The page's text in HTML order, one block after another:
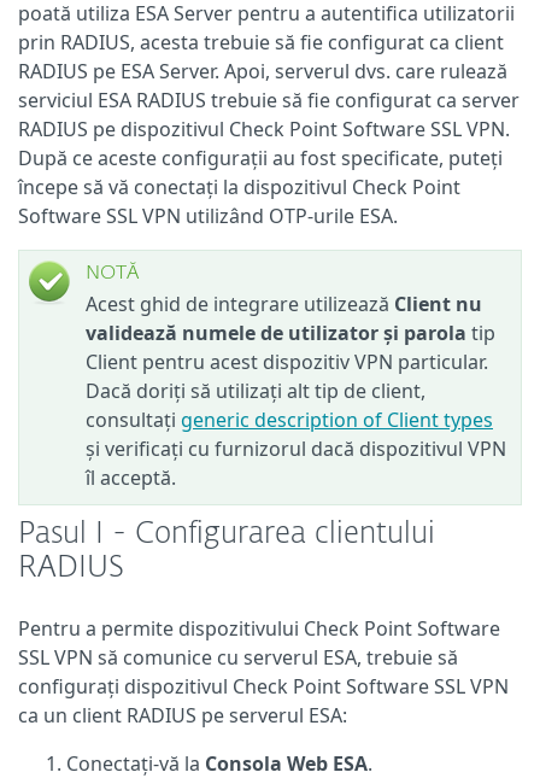
poată utiliza ESA Server pentru a autentifica utilizatorii
prin RADIUS, acesta trebuie să fie configurat ca client
RADIUS pe ESA Server. Apoi, serverul dvs. care rulează
serviciul ESA RADIUS trebuie să fie configurat ca server
RADIUS pe dispozitivul Check Point Software SSL VPN.
După ce aceste configurații au fost specificate, puteți
începe să vă conectați la dispozitivul Check Point
Software SSL VPN utilizând OTP-urile ESA.
NOTĂ
Acest ghid de integrare utilizează Client nu
validează numele de utilizator și parola tip
Client pentru acest dispozitiv VPN particular.
Dacă doriți să utilizați alt tip de client,
consultați generic description of Client types
și verificați cu furnizorul dacă dispozitivul VPN
îl acceptă.
Pasul I - Configurarea clientului
RADIUS
Pentru a permite dispozitivului Check Point Software
SSL VPN să comunice cu serverul ESA, trebuie să
configurați dispozitivul Check Point Software SSL VPN
ca un client RADIUS pe serverul ESA:
Conectați-vă la Consola Web ESA.